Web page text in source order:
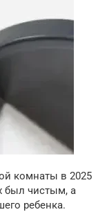
комнаты в 2025
был чистым, а
ребенка.